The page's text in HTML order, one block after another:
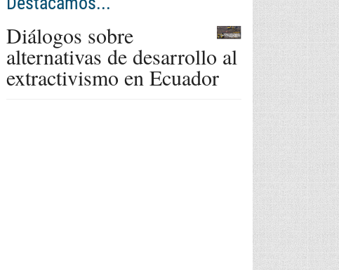
Diálogos sobre
alternativas de desarrollo al
extractivismo en Ecuador